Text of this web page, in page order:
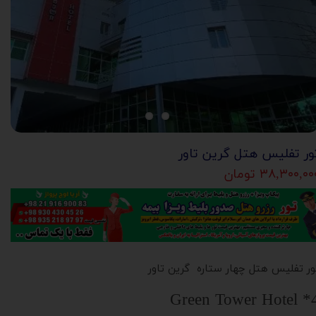
تفلیس هتل گرین تاور
تومان
تفلیس هتل چهار ستاره گرین تاور
Green Tower Hotel